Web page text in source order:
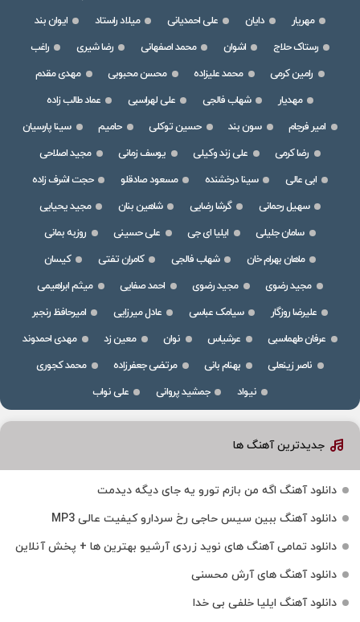
مهریار
دایان علی احمدیانی میلاد راستاد
ایوان بند
رستاک حلاج
اشوان محمد اصفهانی رضا شیری
راغب
رامین کرمی
محمد علیزاده محسن محبوبی
مهدی مقدم
مهدیار
شهاب فالجی علی لهراسبی
عماد طالب زاده
امیر فرجام
سون بند حسین توکلی حامیم
سینا پارسیان
رضا کرمی
علی زند وکیلی یوسف زمانی
مجید اصلاحی
ابی عالی
سینا درخشنده مسعود صادقلو
حجت اشرف زاده
سهیل رحمانی
گرشا رضایی شاهین بنان
مجید یحیایی
سامان جلیلی
ایلیا ای جی علی حسینی
روزبه بمانی
ماهان بهرام خان
شهاب فالجی کامران تفتی
کیسان
مجید رضوی
مجید رضوی احمد صفایی
میثم ابراهیمی
علیرضا روزگار
سیامک عباسی عادل میرزایی
امیرحافظ رنجبر
عرفان طهماسبی
عرشیاس نوان معین زد
مهدی احمدوند
ناصر زینعلی
بهنام بانی مرتضی جعفرزاده
محمد کجوری
نیواد
جمشید پروانی علی نواب
جدیدترین آهنگ ها
دانلود آهنگ اگه من بازم تورو یه جای دیگه دیدمت
دانلود آهنگ ببین سیس حاجی رخ سردارو کیفیت عالی MP3
دانلود تمامی آهنگ های نوید زردی آرشیو بهترین ها + پخش آنلاین
دانلود آهنگ های آرش محسنی
دانلود آهنگ ایلیا خلفی بی خدا